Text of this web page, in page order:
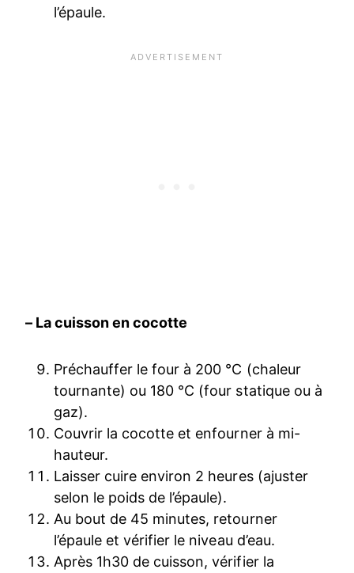
l’épaule.
– La cuisson en cocotte
Préchauffer le four à 200 °C (chaleur
tournante) ou 180 °C (four statique ou à
gaz).
Couvrir la cocotte et enfourner à mi-
hauteur.
Laisser cuire environ 2 heures (ajuster
selon le poids de l’épaule).
Au bout de 45 minutes, retourner
l’épaule et vérifier le niveau d’eau.
Après 1h30 de cuisson, vérifier la